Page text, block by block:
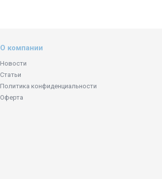
О компании
Новости
Статьи
Политика конфиденциальности
Оферта